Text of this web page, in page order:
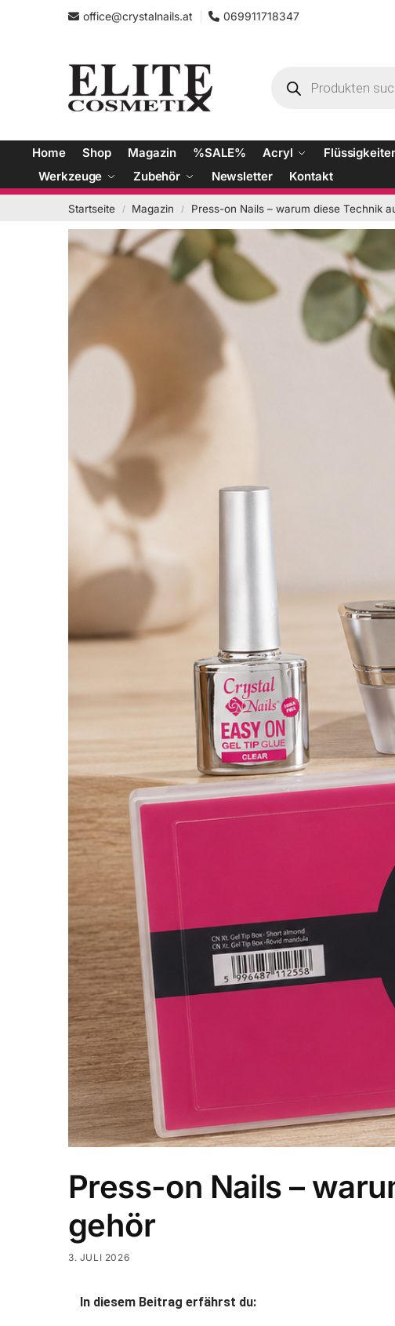
office@crystalnails.at 069911718347
Home Shop Magazin %SALE% Acryl
Werkzeuge
Zubehör Newsletter Kontakt
Startseite / Magazin / Press-on Nails – warum diese Technik
Press-on Nails –
gehör
3. JULI 2026
In diesem Beitrag erfährst du: